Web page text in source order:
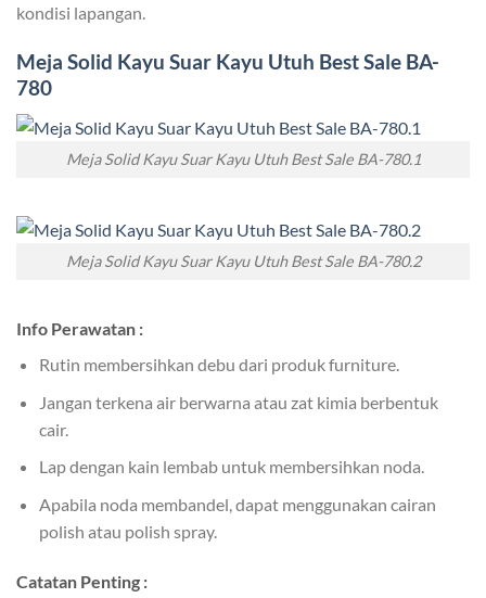
kondisi lapangan.
Meja Solid Kayu Suar Kayu Utuh Best Sale BA-
780
Meja Solid Kayu Suar Kayu Utuh Best Sale BA-780.1
Meja Solid Kayu Suar Kayu Utuh Best Sale BA-780.2
Info Perawatan :
Rutin membersihkan debu dari produk furniture.
Jangan terkena air berwarna atau zat kimia berbentuk
cair.
Lap dengan kain lembab untuk membersihkan noda.
Apabila noda membandel, dapat menggunakan cairan
polish atau polish spray.
Catatan Penting :